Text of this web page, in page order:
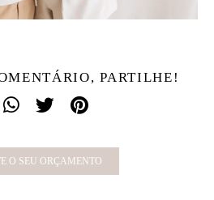
PARTILHE!
O SEU ORÇAMENTO